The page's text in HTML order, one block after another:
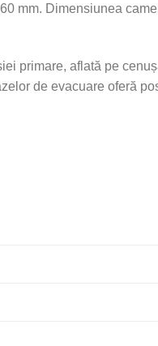
mm. Dimensiunea
primare, aflată pe
de evacuare oferă